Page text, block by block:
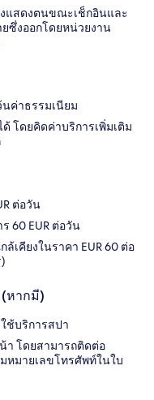
งแสดงตนขณะเช็กอินและ
ซึ่งออกโดยหน่วยงาน
นค่าธรรมเนียม
โดยคิดค่าบริการเพิ่มเติม
ต่อวัน
60 EUR ต่อวัน
เคียงในราคา EUR 60 ต่อ
(หากมี)
ช้บริการสปา
า โดยสามารถติดต่อ
หมายเลขโทรศัพท์ในใบ